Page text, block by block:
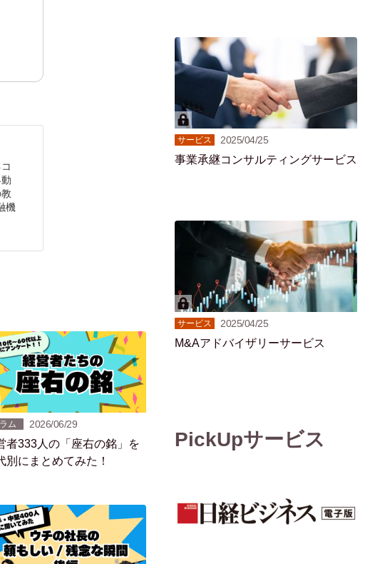
機
ム 2026/06/29
者333人の「座右の銘」を
別にまとめてみた！
サービス 2025/04/25
事業承継コンサルティングサービス
サービス 2025/04/25
M&Aアドバイザリーサービス
PickUpサービス